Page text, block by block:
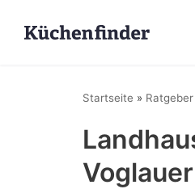
Startseite » Ratgeber
Voglauer